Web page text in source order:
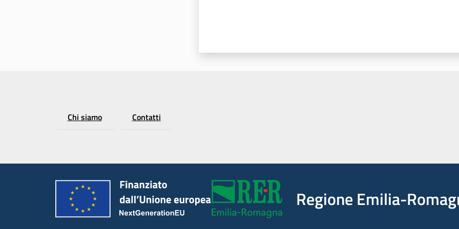
Chi siamo Contatti
Regione Emilia-